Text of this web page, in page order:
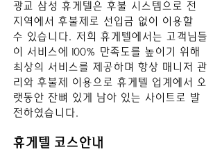
광교 삼성 휴게텔은 후불 시스템으로 전
지역에서 후불제로 선입금 없이 이용할
수 있습니다. 저희 휴게텔에서는 고객님들
이 서비스에 100% 만족도를 높이기 위해
최상의 서비스를 제공하며 항상 매니저 관
리와 후불제 이용으로 휴게텔 업계에서 오
랫동안 잔뼈 있게 남아 있는 사이트로 발
전하였습니다.
휴게텔 코스안내